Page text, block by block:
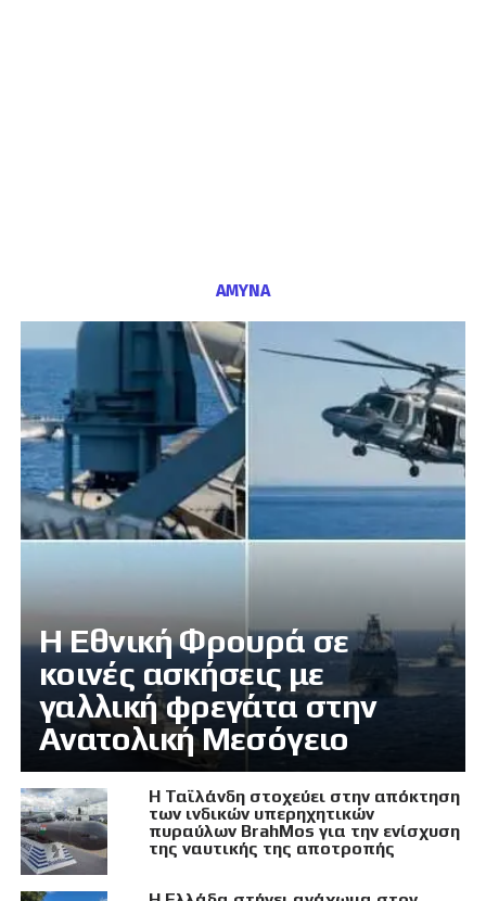
ΑΜΥΝΑ
Η Εθνική Φρουρά σε
κοινές ασκήσεις με
γαλλική φρεγάτα στην
Ανατολική Μεσόγειο
Η Ταϊλάνδη στοχεύει στην απόκτηση
των ινδικών υπερηχητικών
πυραύλων BrahMos για την ενίσχυση
της ναυτικής της αποτροπής